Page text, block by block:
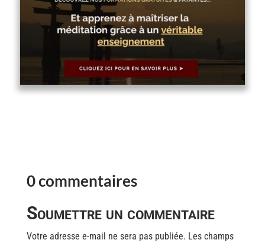
0 commentaires
Soumettre un commentaire
Votre adresse e-mail ne sera pas publiée. Les champs